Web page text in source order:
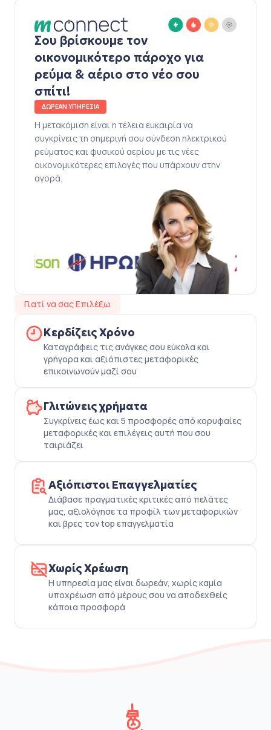
Σου βρίσκουμε τον
οικονομικότερο πάροχο για
ρεύμα & αέριο στο νέο σου
σπίτι!
ΔΩΡΕΑΝ ΥΠΗΡΕΣΙΑ
Η μετακόμιση είναι η τέλεια ευκαιρία να
συγκρίνεις τη σημερινή σου σύνδεση ηλεκτρικού
ρεύματος και φυσικού αερίου με τις νέες
οικονομικότερες επιλογές που υπάρχουν στην
αγορά.
Γιατί να σας Επιλέξω
Κερδίζεις Χρόνο
Καταγράφεις τις ανάγκες σου εύκολα και
γρήγορα και αξιόπιστες μεταφορικές
επικοινωνούν μαζί σου
Γλιτώνεις χρήματα
Συγκρίνεις έως και 5 προσφορές από κορυφαίες
μεταφορικές και επιλέγεις αυτή που σου
ταιριάζει
Αξιόπιστοι Επαγγελματίες
Διάβασε πραγματικές κριτικές από πελάτες
μας, αξιολόγησε τα προφίλ των μεταφορικών
και βρες τον top επαγγελματία
Χωρίς Χρέωση
Η υπηρεσία μας είναι δωρεάν, χωρίς καμία
υποχρέωση από μέρους σου να αποδεχθείς
κάποια προσφορά